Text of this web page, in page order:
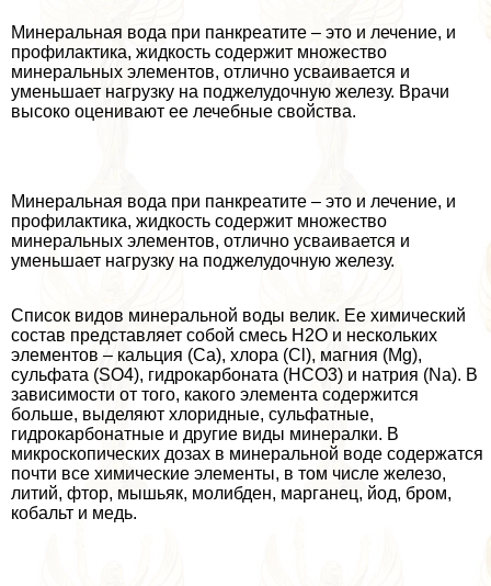
Минеральная вода при панкреатите – это и лечение, и
профилактика, жидкость содержит множество
минеральных элементов, отлично усваивается и
уменьшает нагрузку на поджелудочную железу. Врачи
высоко оценивают ее лечебные свойства.
Минеральная вода при панкреатите – это и лечение, и
профилактика, жидкость содержит множество
минеральных элементов, отлично усваивается и
уменьшает нагрузку на поджелудочную железу.
Список видов минеральной воды велик. Ее химический
состав представляет собой смесь H2O и нескольких
элементов – кальция (Са), хлора (Сl), магния (Мg),
сульфата (SO4), гидрокарбоната (НСО3) и натрия (Na). В
зависимости от того, какого элемента содержится
больше, выделяют хлоридные, сульфатные,
гидрокарбонатные и другие виды минералки. В
микроскопических дозах в минеральной воде содержатся
почти все химические элементы, в том числе железо,
литий, фтор, мышьяк, молибден, марганец, йод, бром,
кобальт и медь.